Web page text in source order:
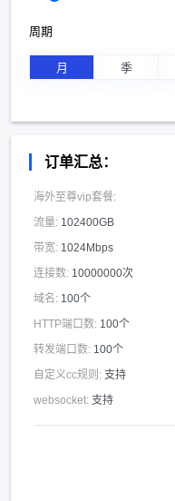
周期
月 季
订单汇总：
海外至尊vip套餐:
流量: 102400GB
带宽: 1024Mbps
连接数: 10000000次
域名: 100个
HTTP端口数: 100个
转发端口数: 100个
自定义cc规则: 支持
websocket: 支持